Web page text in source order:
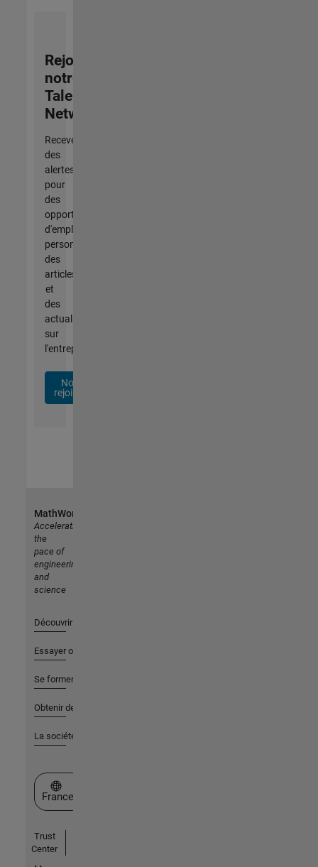
Rejoignez
notre
Talent
Network
Recevez
des
alertes
pour
des
opportunités
d'emploi
personnalisées,
des
articles
et
des
actualités
sur
l'entreprise.
Nous
rejoindre
MathWorks
Accelerating
the
pace of
engineering
and
science
Découvrir les produits
Essayer ou acheter
Se former
Obtenir de l'aide
La société
Sélectionner un site web
France
Trust
Center